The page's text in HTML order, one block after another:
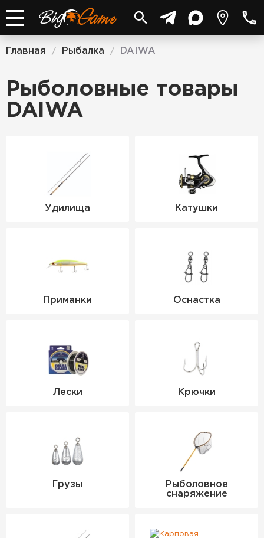
Главная / Рыбалка / DAIWA
Рыболовные товары
DAIWA
Удилища Катушки
Приманки Оснастка
Лески Крючки
Грузы
Рыболовное
снаряжение